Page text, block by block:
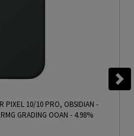
PIXEL 10/10 PRO, OBSIDIAN -
GRADING OOAN - 4.98%